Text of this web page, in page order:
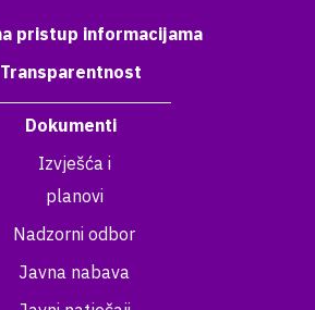
pristup informacijama
Transparentnost
Dokumenti
Izvješća i
planovi
Nadzorni odbor
Javna nabava